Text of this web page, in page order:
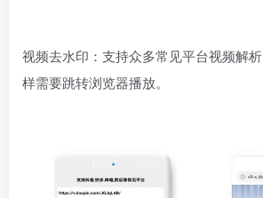
视频去水印：支持众多常见平台视频解
样需要跳转浏览器播放。